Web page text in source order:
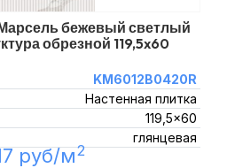
бежевый светлый
обрезной 119,5x60
KM6012B0420R
Настенная плитка
119,5x60
глянцевая
руб/м2